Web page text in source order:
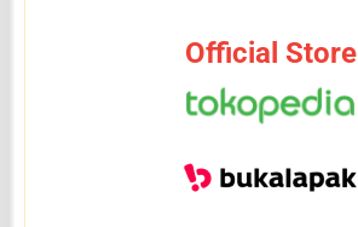
Official Store